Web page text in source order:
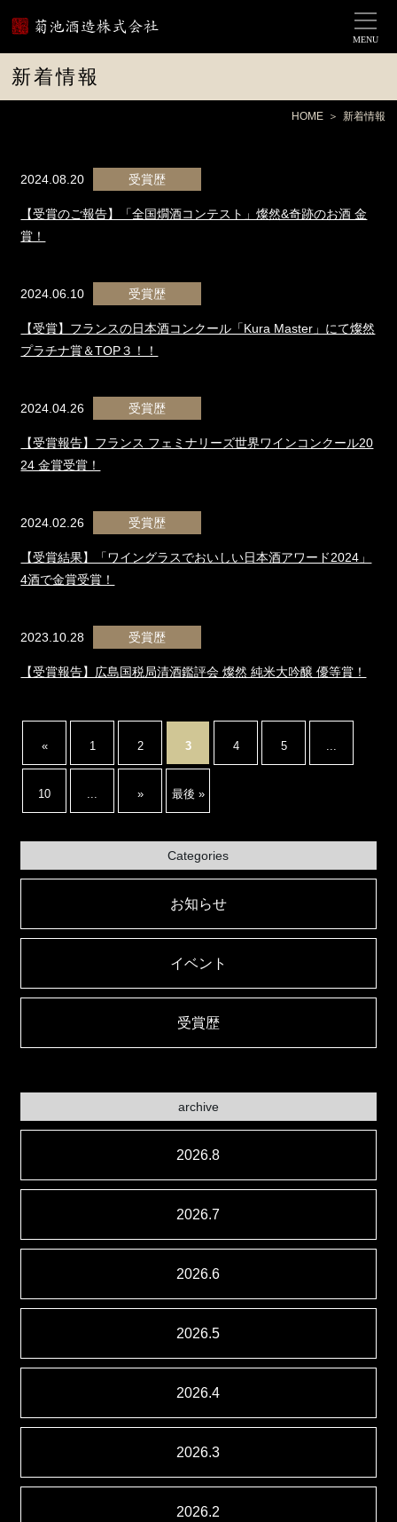
MENU
新着情報
HOME 新着情報
2024.08.20 受賞歴
【受賞のご報告】「全国燗酒コンテスト」燦然&奇跡のお酒 金
賞！
2024.06.10 受賞歴
【受賞】フランスの日本酒コンクール「Kura Master」にて燦然
プラチナ賞＆TOP３！！
2024.04.26 受賞歴
【受賞報告】フランス フェミナリーズ世界ワインコンクール20
24 金賞受賞！
2024.02.26 受賞歴
【受賞結果】「ワイングラスでおいしい日本酒アワード2024」
4酒で金賞受賞！
2023.10.28 受賞歴
【受賞報告】広島国税局清酒鑑評会 燦然 純米大吟醸 優等賞！
« 1 2 3 4 5
10 » 最後 »
Categories
お知らせ
イベント
受賞歴
archive
2026.8
2026.7
2026.6
2026.5
2026.4
2026.3
2026.2